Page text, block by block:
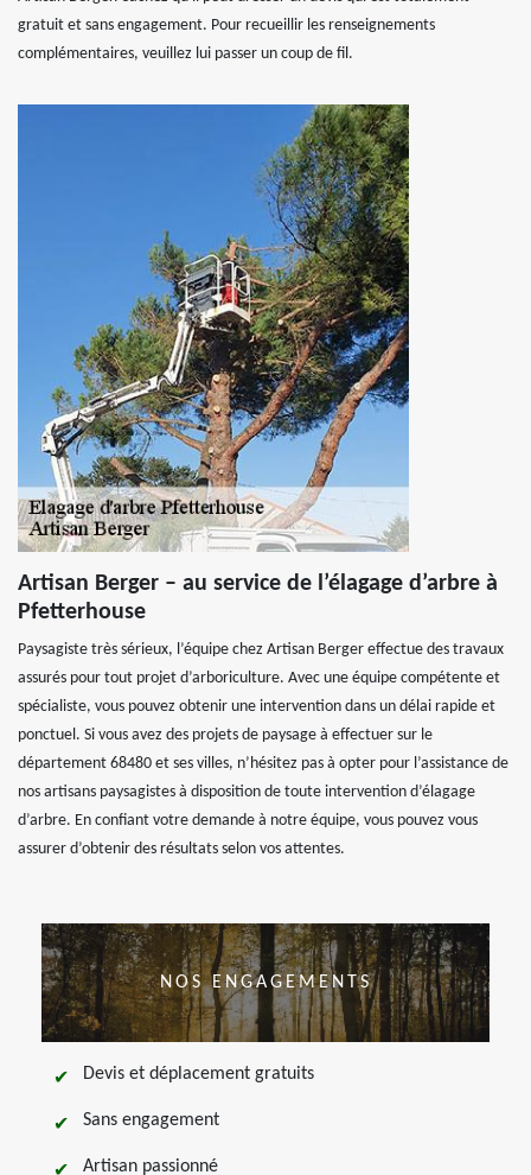
gratuit et sans engagement. Pour recueillir les renseignements
complémentaires, veuillez lui passer un coup de fil.
Artisan Berger – au service de l’élagage d’arbre à
Pfetterhouse
Paysagiste très sérieux, l’équipe chez Artisan Berger effectue des travaux
assurés pour tout projet d’arboriculture. Avec une équipe compétente et
spécialiste, vous pouvez obtenir une intervention dans un délai rapide et
ponctuel. Si vous avez des projets de paysage à effectuer sur le
département 68480 et ses villes, n’hésitez pas à opter pour l’assistance de
nos artisans paysagistes à disposition de toute intervention d’élagage
d’arbre. En confiant votre demande à notre équipe, vous pouvez vous
assurer d’obtenir des résultats selon vos attentes.
NOS ENGAGEMENTS
Devis et déplacement gratuits
Sans engagement
Artisan passionné